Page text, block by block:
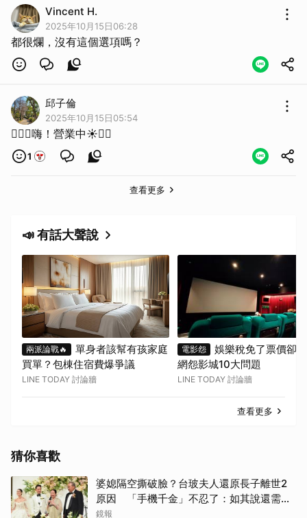
Vincent H.
2025年10月15日06:28
都很爛，沒有這個選項嗎？
邱子倫
2025年10月15日05:54
☝🏼🌈嗨！營業中☀️☝🏼
1
查看更多
📣 有話大聲說
兩派論戰🔥
單身者該幫有孩家庭
買單？包棟住宿費爆爭議
LINE TODAY 討論牆
電影怨
娛樂稅免了票價卻
網怨影城10大問題
LINE TODAY 討論牆
查看更多
猜你喜歡
婆媳隔空撕破臉？台玻夫人還原長子離世2
原因 「手機千金」不忍了：如其說還需要
離開嗎？
鏡報